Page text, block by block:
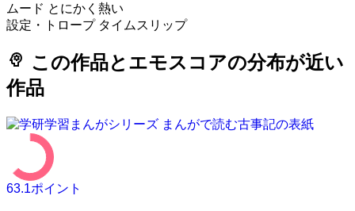
ムード とにかく熱い
設定・トロープ タイムスリップ
psychology この作品とエモスコアの分布が近い
作品
63.1ポイント